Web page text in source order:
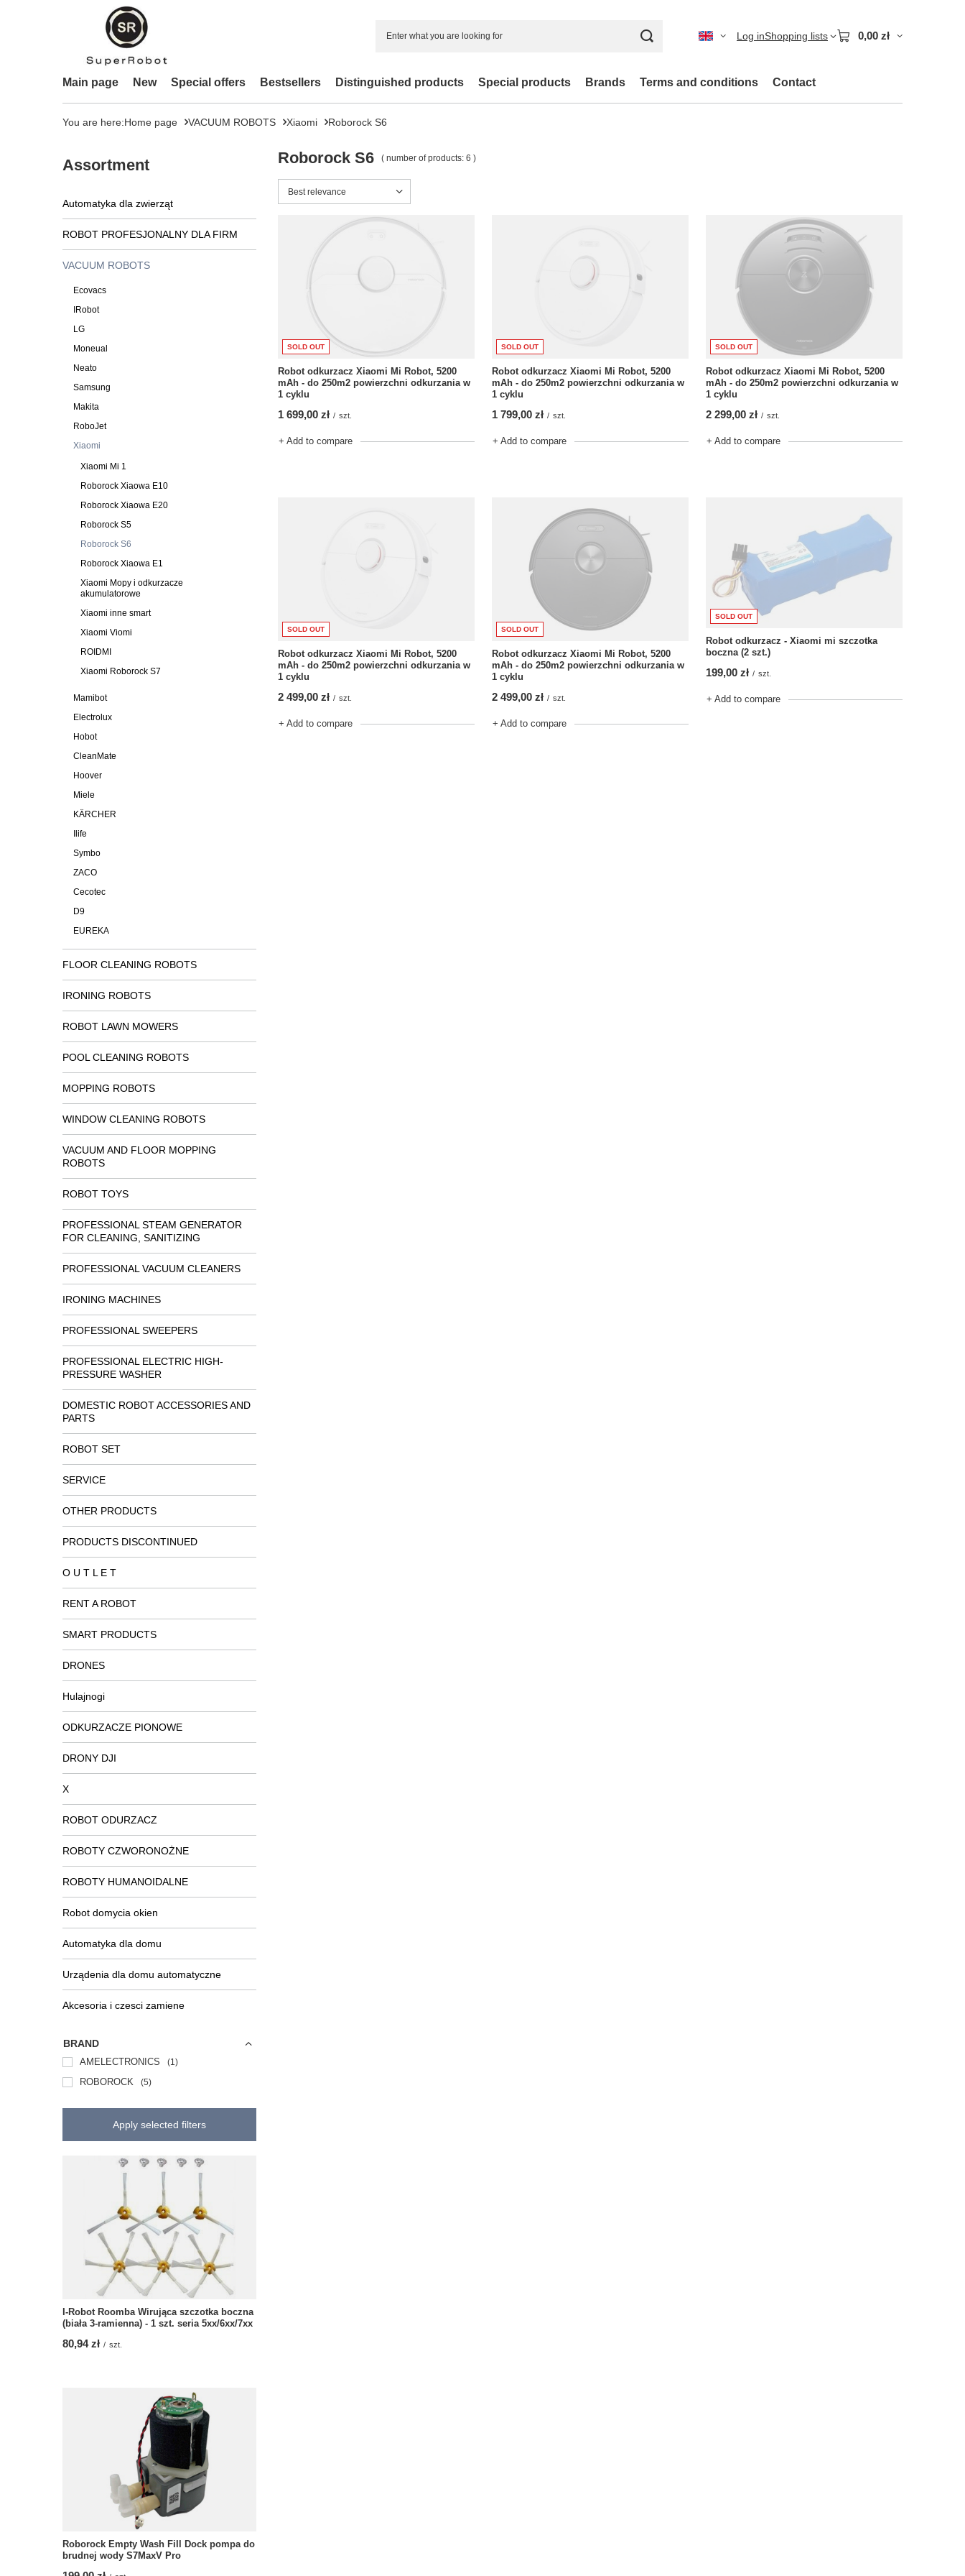
Log inShopping lists 0,00 zł
Main page New Special offers Bestsellers Distinguished products Special products Brands Terms and conditions Contact
You are here:Home page VACUUM ROBOTS Xiaomi Roborock S6
Assortment
Automatyka dla zwierząt
ROBOT PROFESJONALNY DLA FIRM
VACUUM ROBOTS
Ecovacs
IRobot
LG
Moneual
Neato
Samsung
Makita
RoboJet
Xiaomi
Xiaomi Mi 1
Roborock Xiaowa E10
Roborock Xiaowa E20
Roborock S5
Roborock S6
Roborock Xiaowa E1
Xiaomi Mopy i odkurzacze
akumulatorowe
Xiaomi inne smart
Xiaomi Viomi
ROIDMI
Xiaomi Roborock S7
Mamibot
Electrolux
Hobot
CleanMate
Hoover
Miele
KÄRCHER
Ilife
Symbo
ZACO
Cecotec
D9
EUREKA
FLOOR CLEANING ROBOTS
IRONING ROBOTS
ROBOT LAWN MOWERS
POOL CLEANING ROBOTS
MOPPING ROBOTS
WINDOW CLEANING ROBOTS
VACUUM AND FLOOR MOPPING
ROBOTS
ROBOT TOYS
PROFESSIONAL STEAM GENERATOR
FOR CLEANING, SANITIZING
PROFESSIONAL VACUUM CLEANERS
IRONING MACHINES
PROFESSIONAL SWEEPERS
PROFESSIONAL ELECTRIC HIGH-
PRESSURE WASHER
DOMESTIC ROBOT ACCESSORIES AND
PARTS
ROBOT SET
SERVICE
OTHER PRODUCTS
PRODUCTS DISCONTINUED
O U T L E T
RENT A ROBOT
SMART PRODUCTS
DRONES
Hulajnogi
ODKURZACZE PIONOWE
DRONY DJI
X
ROBOT ODURZACZ
ROBOTY CZWORONOŻNE
ROBOTY HUMANOIDALNE
Robot domycia okien
Automatyka dla domu
Urządenia dla domu automatyczne
Akcesoria i czesci zamiene
BRAND
AMELECTRONICS 1
ROBOROCK 5
Apply selected filters
I-Robot Roomba Wirująca szczotka boczna
(biała 3-ramienna) - 1 szt. seria 5xx/6xx/7xx
80,94 zł / szt.
Roborock Empty Wash Fill Dock pompa do
brudnej wody S7MaxV Pro
Roborock S6 ( number of products: 6 )
Change sorting
Best relevance
SOLD OUT
Robot odkurzacz Xiaomi Mi Robot, 5200
mAh - do 250m2 powierzchni odkurzania w
1 cyklu
1 699,00 zł / szt.
+ Add to compare
SOLD OUT
Robot odkurzacz Xiaomi Mi Robot, 5200
mAh - do 250m2 powierzchni odkurzania w
1 cyklu
1 799,00 zł / szt.
+ Add to compare
SOLD OUT
Robot odkurzacz Xiaomi Mi Robot, 5200
mAh - do 250m2 powierzchni odkurzania w
1 cyklu
2 299,00 zł / szt.
+ Add to compare
SOLD OUT
Robot odkurzacz Xiaomi Mi Robot, 5200
mAh - do 250m2 powierzchni odkurzania w
1 cyklu
2 499,00 zł / szt.
+ Add to compare
SOLD OUT
Robot odkurzacz Xiaomi Mi Robot, 5200
mAh - do 250m2 powierzchni odkurzania w
1 cyklu
2 499,00 zł / szt.
+ Add to compare
SOLD OUT
Robot odkurzacz - Xiaomi mi szczotka
boczna (2 szt.)
199,00 zł / szt.
+ Add to compare